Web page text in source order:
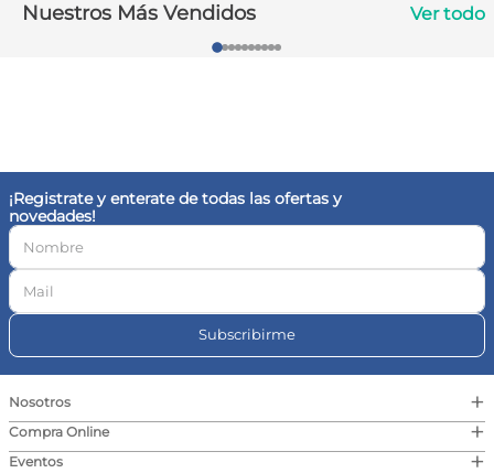
Nuestros Más Vendidos Ver todo
¡Registrate y enterate de todas las ofertas y
novedades!
Subscribirme
Nosotros +
Compra Online +
Eventos +